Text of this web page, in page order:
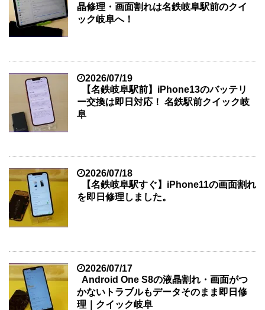
晶修理・画面割れは名鉄岐阜駅前のクイ
ック岐阜へ！
2026/07/19
【名鉄岐阜駅前】iPhone13のバッテリ
ー交換は即日対応！ 名鉄駅前クイック岐
阜
2026/07/18
【名鉄岐阜駅すぐ】iPhone11の画面割れ
を即日修理しました。
2026/07/17
Android One S8の液晶割れ・画面がつ
かないトラブルもデータそのまま即日修
理｜クイック岐阜